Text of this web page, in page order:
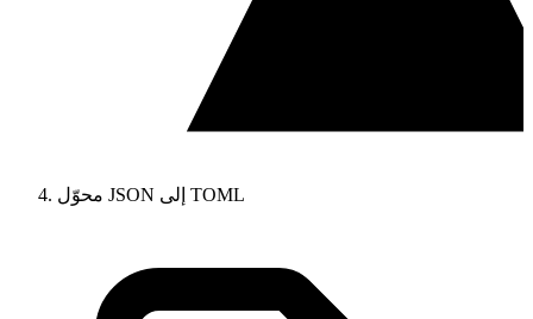
محوّل JSON إلى TOML